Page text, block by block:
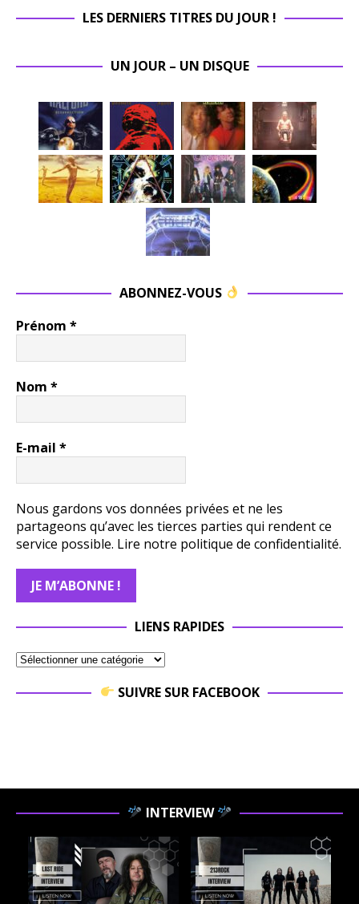
LES DERNIERS TITRES DU JOUR !
UN JOUR – UN DISQUE
ABONNEZ-VOUS
Prénom *
Nom *
E-mail *
Nous gardons vos données privées et ne les
partageons qu’avec les tierces parties qui rendent ce
service possible. Lire notre politique de confidentialité.
LIENS RAPIDES
SUIVRE SUR FACEBOOK
INTERVIEW